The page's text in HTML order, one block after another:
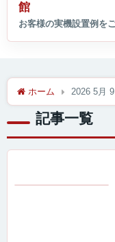
館
ホーム 2026 5月 9
記事一覧